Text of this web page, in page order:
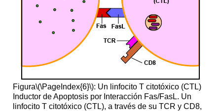
Figura\(\PageIndex{6}\): Un linfocito T citotóxico (CTL)
Inductor de Apoptosis por Interacción Fas/FasL. Un
linfocito T citotóxico (CTL), a través de su TCR y CD8,